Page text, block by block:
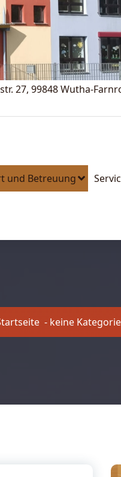
27, 99848 Wutha-
und Betreuung
- keine Kategorie